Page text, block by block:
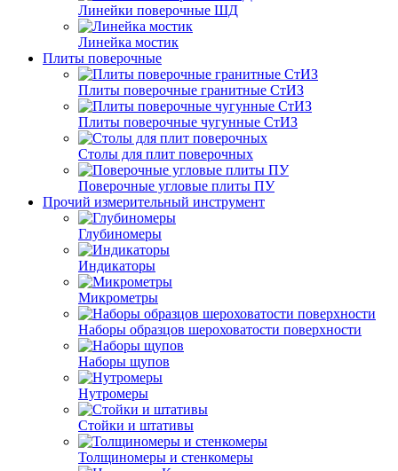
Линейки поверочные ШД
Линейка мостик
Плиты поверочные
Плиты поверочные гранитные СтИЗ
Плиты поверочные чугунные СтИЗ
Столы для плит поверочных
Поверочные угловые плиты ПУ
Прочий измерительный инструмент
Глубиномеры
Индикаторы
Микрометры
Наборы образцов шероховатости поверхности
Наборы щупов
Нутромеры
Стойки и штативы
Толщиномеры и стенкомеры